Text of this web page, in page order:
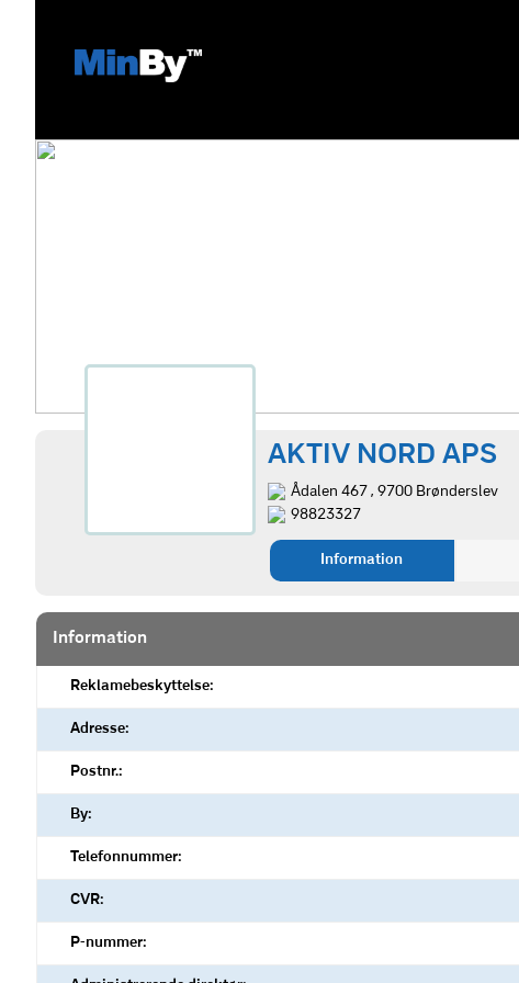
AKTIV NORD APS
Ådalen 467 , 9700 Brønderslev
98823327
Information
Information
Reklamebeskyttelse:
Adresse:
Postnr.:
By:
Telefonnummer:
CVR:
P-nummer: